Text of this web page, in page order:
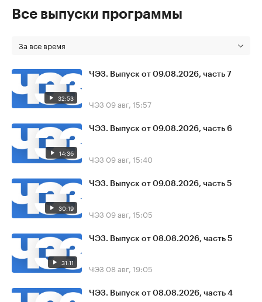
Все выпуски программы
За все время
32:53
ЧЭЗ. Выпуск от 09.08.2026, часть 7
ЧЭЗ 09 авг, 15:57
14:36
ЧЭЗ. Выпуск от 09.08.2026, часть 6
ЧЭЗ 09 авг, 15:40
30:19
ЧЭЗ. Выпуск от 09.08.2026, часть 5
ЧЭЗ 09 авг, 15:05
31:11
ЧЭЗ. Выпуск от 08.08.2026, часть 5
ЧЭЗ 08 авг, 19:05
ЧЭЗ. Выпуск от 08.08.2026, часть 4